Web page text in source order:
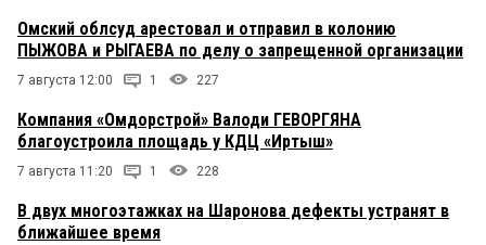
Омский облсуд арестовал и отправил в колонию
ПЫЖОВА и РЫГАЕВА по делу о запрещенной организации
7 августа 12:00 1 227
Компания «Омдорстрой» Валоди ГЕВОРГЯНА
благоустроила площадь у КДЦ «Иртыш»
7 августа 11:20 1 228
В двух многоэтажках на Шаронова дефекты устранят в
ближайшее время